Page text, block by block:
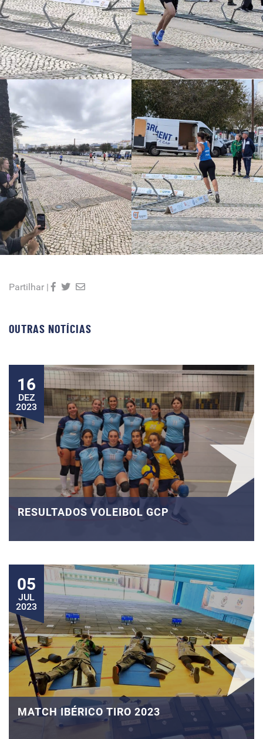
Partilhar |
OUTRAS NOTÍCIAS
16
DEZ
2023
RESULTADOS VOLEIBOL GCP
05
JUL
2023
MATCH IBÉRICO TIRO 2023